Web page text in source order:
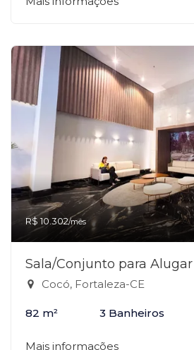
R$ 10.302/mês
Sala/Conjunto para
Cocó, Fortaleza-CE
82 m² 3 Banheiros
Mais informações